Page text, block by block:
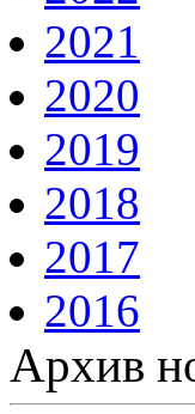
2021
2020
2019
2018
2017
2016
Архив